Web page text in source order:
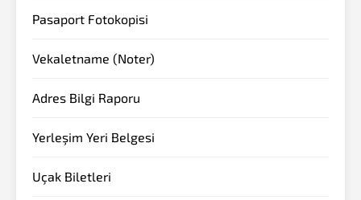
Pasaport Fotokopisi
Vekaletname (Noter)
Adres Bilgi Raporu
Yerleşim Yeri Belgesi
Uçak BiletleriMüşteri Temsilcisi